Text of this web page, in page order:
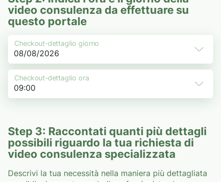
video consulenza da effettuare su
questo portale
Checkout-dettaglio giorno
Checkout-dettaglio ora
Step 3: Raccontati quanti più dettagli
possibili riguardo la tua richiesta di
video consulenza specializzata
Descrivi la tua necessità nella maniera più dettagliata